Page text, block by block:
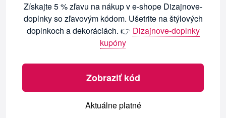
Získajte 5 % zľavu na nákup v e-shope Dizajnove-
doplnky so zľavovým kódom. Ušetrite na štýlových
doplnkoch a dekoráciách. 👉 Dizajnove-doplnky
kupóny
Zobraziť kód
Aktuálne platné